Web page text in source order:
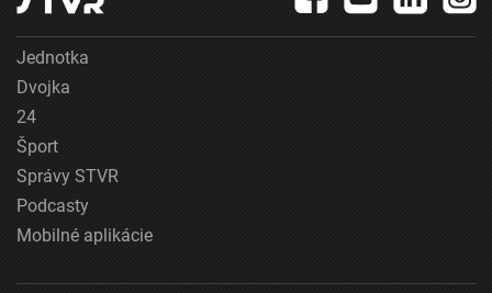
Jednotka
Dvojka
24
Šport
Správy STVR
Podcasty
Mobilné aplikácie